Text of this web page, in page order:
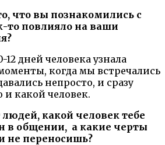
что вы познакомились с
то повлияло на ваши
12 дней человека узнала
когда мы встречались
непросто, и сразу
какой человек.
какой человек тебе
в общении, а какие черты
не переносишь?